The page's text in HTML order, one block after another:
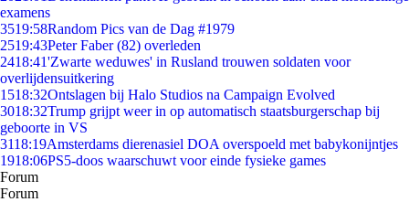
examens
3519:58Random Pics van de Dag #1979
2519:43Peter Faber (82) overleden
2418:41'Zwarte weduwes' in Rusland trouwen soldaten voor
overlijdensuitkering
1518:32Ontslagen bij Halo Studios na Campaign Evolved
3018:32Trump grijpt weer in op automatisch staatsburgerschap bij
geboorte in VS
3118:19Amsterdams dierenasiel DOA overspoeld met babykonijntjes
1918:06PS5-doos waarschuwt voor einde fysieke games
Forum
Forum